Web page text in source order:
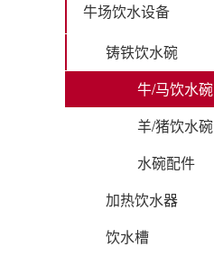
牛场饮水设备
铸铁饮水碗
牛/马饮水碗
羊/猪饮水碗
水碗配件
加热饮水器
饮水槽